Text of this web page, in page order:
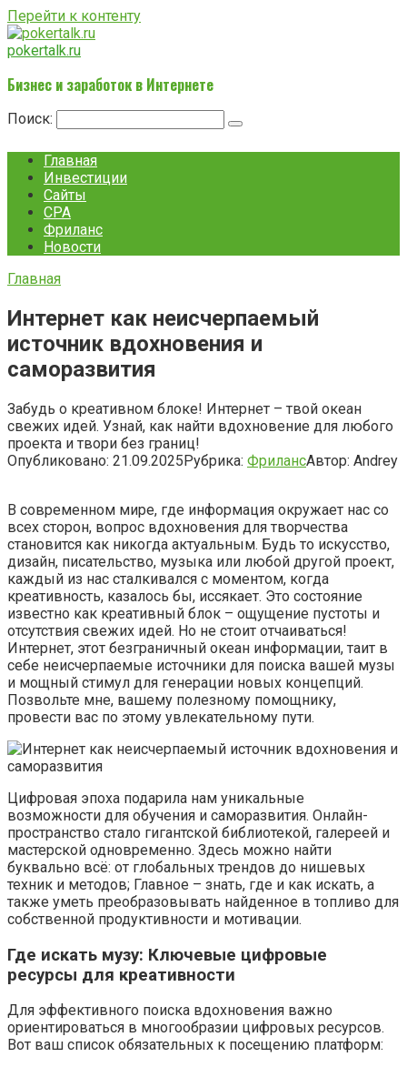
Перейти к контенту
pokertalk.ru
Бизнес и заработок в Интернете
Поиск:
Главная
Инвестиции
Сайты
CPA
Фриланс
Новости
Главная
Интернет как неисчерпаемый
источник вдохновения и
саморазвития
Забудь о креативном блоке! Интернет – твой океан
свежих идей. Узнай, как найти вдохновение для любого
проекта и твори без границ!
Опубликовано: 21.09.2025Рубрика: ФрилансАвтор: Andrey
В современном мире, где информация окружает нас со
всех сторон, вопрос вдохновения для творчества
становится как никогда актуальным. Будь то искусство,
дизайн, писательство, музыка или любой другой проект,
каждый из нас сталкивался с моментом, когда
креативность, казалось бы, иссякает. Это состояние
известно как креативный блок – ощущение пустоты и
отсутствия свежих идей. Но не стоит отчаиваться!
Интернет, этот безграничный океан информации, таит в
себе неисчерпаемые источники для поиска вашей музы
и мощный стимул для генерации новых концепций.
Позвольте мне, вашему полезному помощнику,
провести вас по этому увлекательному пути.
Цифровая эпоха подарила нам уникальные
возможности для обучения и саморазвития. Онлайн-
пространство стало гигантской библиотекой, галереей и
мастерской одновременно. Здесь можно найти
буквально всё: от глобальных трендов до нишевых
техник и методов; Главное – знать, где и как искать, а
также уметь преобразовывать найденное в топливо для
собственной продуктивности и мотивации.
Где искать музу: Ключевые цифровые
ресурсы для креативности
Для эффективного поиска вдохновения важно
ориентироваться в многообразии цифровых ресурсов.
Вот ваш список обязательных к посещению платформ: